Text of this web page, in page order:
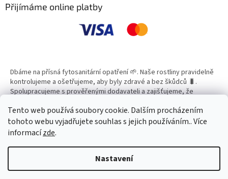
Tento web používá soubory cookie. Dalším procházením
tohoto webu vyjadřujete souhlas s jejich používáním.. Více
informacízde.
Nastavení
Přijímáme online platby
Dbáme na přísná fytosanitární opatření 🌱. Naše rostliny pravidelně
kontrolujeme a ošetřujeme, aby byly zdravé a bez škůdců 🐛.
Spolupracujeme s prověřenými dodavateli a zajišťujeme, že